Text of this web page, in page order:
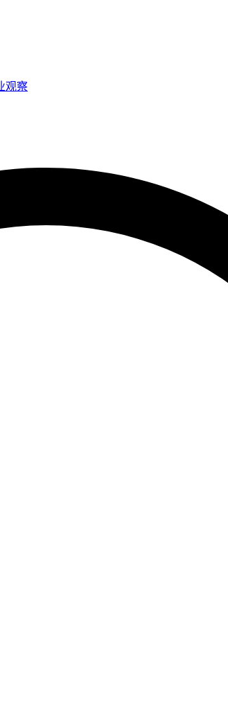
观察